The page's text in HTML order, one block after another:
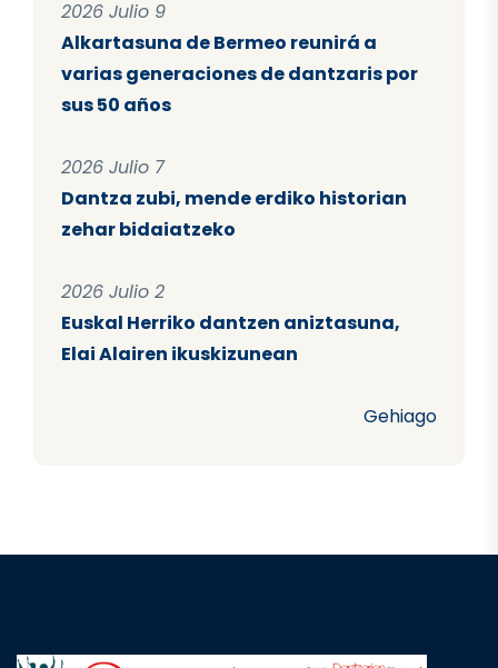
2026 Julio 9
Alkartasuna de Bermeo reunirá a
varias generaciones de dantzaris por
sus 50 años
2026 Julio 7
Dantza zubi, mende erdiko historian
zehar bidaiatzeko
2026 Julio 2
Euskal Herriko dantzen aniztasuna,
Elai Alairen ikuskizunean
Gehiago